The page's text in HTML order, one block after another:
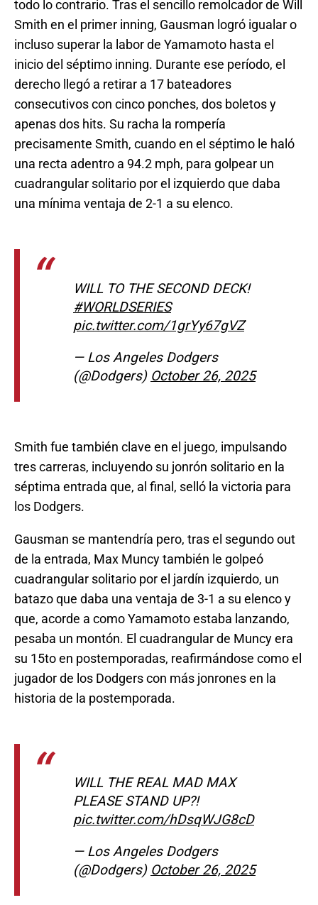
todo lo contrario. Tras el sencillo remolcador de Will
Smith en el primer inning, Gausman logró igualar o
incluso superar la labor de Yamamoto hasta el
inicio del séptimo inning. Durante ese período, el
derecho llegó a retirar a 17 bateadores
consecutivos con cinco ponches, dos boletos y
apenas dos hits. Su racha la rompería
precisamente Smith, cuando en el séptimo le haló
una recta adentro a 94.2 mph, para golpear un
cuadrangular solitario por el izquierdo que daba
una mínima ventaja de 2-1 a su elenco.
WILL TO THE SECOND DECK!
#WORLDSERIES
pic.twitter.com/1grYy67gVZ
— Los Angeles Dodgers
(@Dodgers) October 26, 2025
Smith fue también clave en el juego, impulsando
tres carreras, incluyendo su jonrón solitario en la
séptima entrada que, al final, selló la victoria para
los Dodgers.
Gausman se mantendría pero, tras el segundo out
de la entrada, Max Muncy también le golpeó
cuadrangular solitario por el jardín izquierdo, un
batazo que daba una ventaja de 3-1 a su elenco y
que, acorde a como Yamamoto estaba lanzando,
pesaba un montón. El cuadrangular de Muncy era
su 15to en postemporadas, reafirmándose como el
jugador de los Dodgers con más jonrones en la
historia de la postemporada.
WILL THE REAL MAD MAX
PLEASE STAND UP?!
pic.twitter.com/hDsqWJG8cD
— Los Angeles Dodgers
(@Dodgers) October 26, 2025